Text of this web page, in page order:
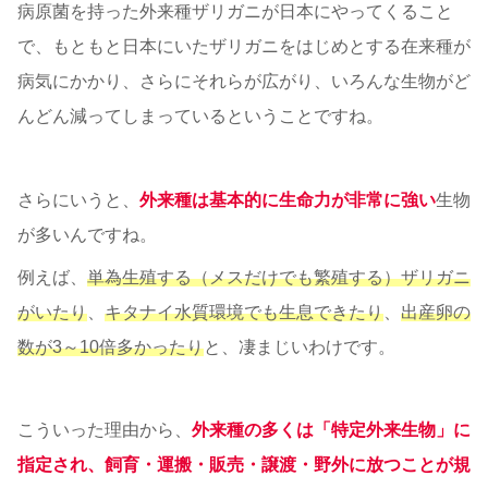
病原菌を持った外来種ザリガニが日本にやってくること
で、もともと日本にいたザリガニをはじめとする在来種が
病気にかかり、さらにそれらが広がり、いろんな生物がど
んどん減ってしまっているということですね。
さらにいうと、 外来種は基本的に生命力が非常に強い生物
が多いんですね。
例えば、 単為生殖する（メスだけでも繁殖する）ザリガニ
がいたり
キタナイ水質環境でも生息できたり
出産卵の
数が3～10倍多かったりと、凄まじいわけです。
こういった理由から、 外来種の多くは「特定外来生物」に
指定され、飼育・運搬・販売・譲渡・野外に放つことが規